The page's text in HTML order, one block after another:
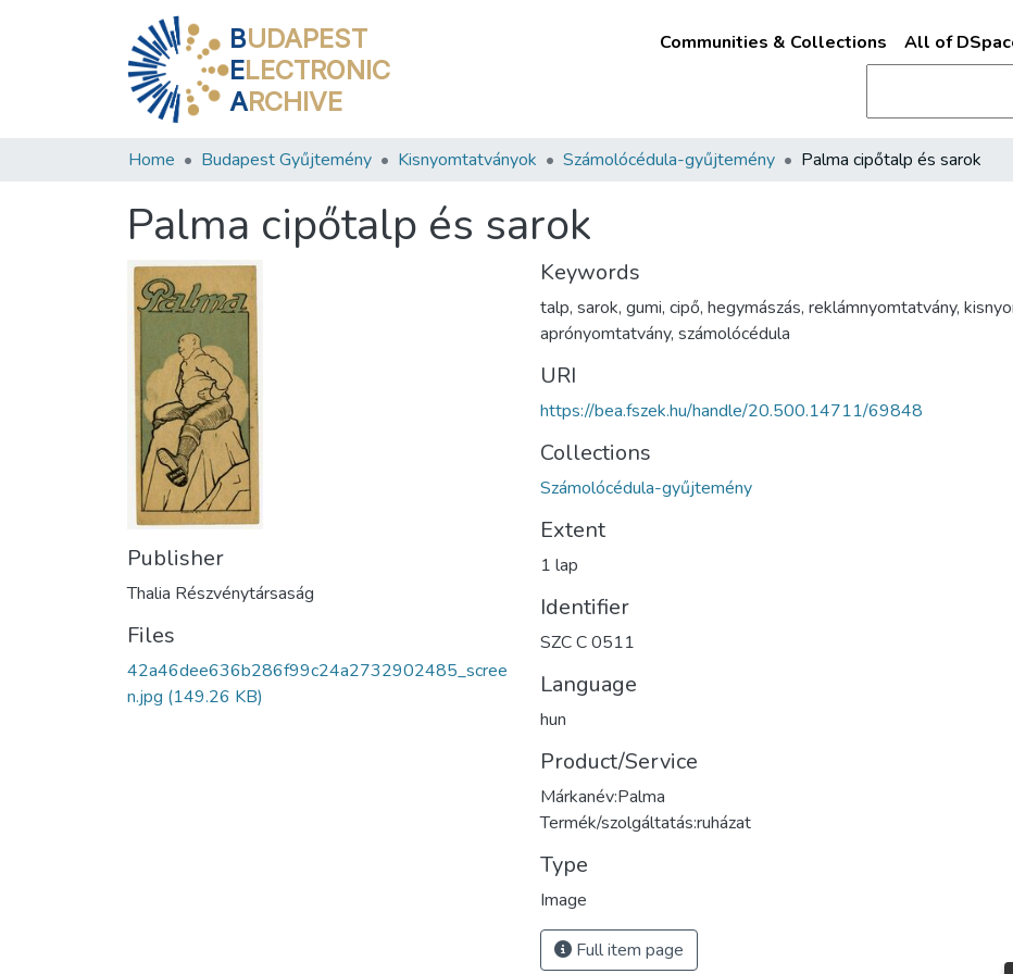
BUDAPEST
ELECTRONIC
ARCHIVE
Communities & Collections All of
Home Budapest Gyűjtemény Kisnyomtatványok Számolócédula-gyűjtemény Palma cipőtalp és sarok
Palma cipőtalp és sarok
Publisher
Thalia Részvénytársaság
Files
42a46dee636b286f99c24a2732902485_scree
n.jpg (149.26 KB)
Keywords
talp, sarok, gumi, cipő, hegymászás, reklámnyomtatvány,
aprónyomtatvány, számolócédula
URI
https://bea.fszek.hu/handle/20.500.14711/69848
Collections
Számolócédula-gyűjtemény
Extent
1 lap
Identifier
SZC C 0511
Language
hun
Product/Service
Márkanév:Palma
Termék/szolgáltatás:ruházat
Type
Image
Full item page